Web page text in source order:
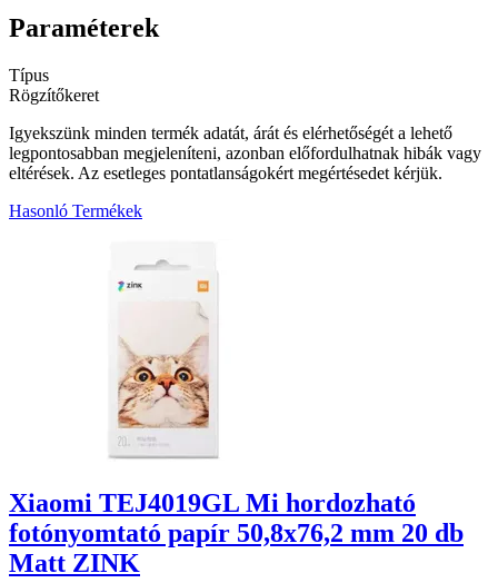
Paraméterek
Típus
Rögzítőkeret
Igyekszünk minden termék adatát, árát és elérhetőségét a lehető
legpontosabban megjeleníteni, azonban előfordulhatnak hibák vagy
eltérések. Az esetleges pontatlanságokért megértésedet kérjük.
Hasonló Termékek
Xiaomi TEJ4019GL Mi hordozható
fotónyomtató papír 50,8x76,2 mm 20 db
Matt ZINK